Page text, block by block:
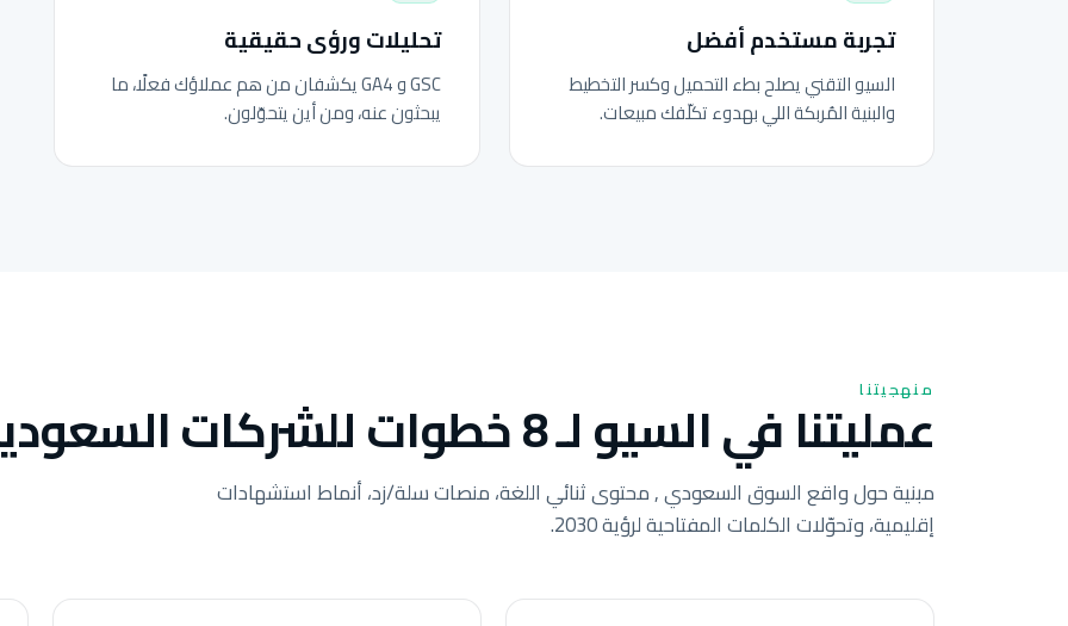
تجربة مستخدم أفضل
السيو التقني يصلح بطء التحميل وكسر التخطيط
والبنية المُربكة اللي بهدوء تكلّفك مبيعات.
تحليلات ورؤى حقيقية
GSC و GA4 يكشفان من هم عملاؤك فعلًا، ما
يبحثون عنه، ومن أين يتحوّلون.
منهجيتنا
عمليتنا في السيو لـ 8 خطوات للشركات السعودية.
مبنية حول واقع السوق السعودي , محتوى ثنائي اللغة، منصات سلة/زد، أنماط استشهادات
إقليمية، وتحوّلات الكلمات المفتاحية لرؤية 2030.